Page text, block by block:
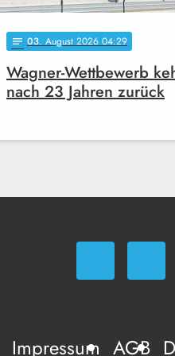
notes 03. August 2026 04:29
Wagner-Wettbewerb
nach 23 Jahren zurück
Impressum AGB